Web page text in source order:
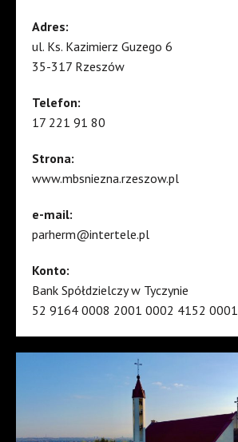
Adres:
ul. Ks. Kazimierz Guzego 6
35-317 Rzeszów
Telefon:
17 221 91 80
Strona:
www.mbsniezna.rzeszow.pl
e-mail:
parherm@intertele.pl
Konto:
Bank Spółdzielczy w Tyczynie
52 9164 0008 2001 0002 4152 0001